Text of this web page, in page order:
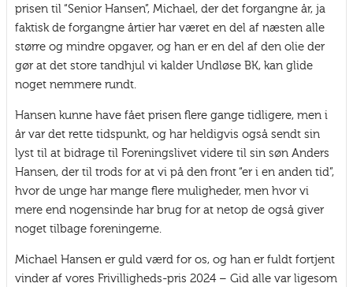
prisen til “Senior Hansen”, Michael, der det forgangne år, ja
faktisk de forgangne årtier har været en del af næsten alle
større og mindre opgaver, og han er en del af den olie der
gør at det store tandhjul vi kalder Undløse BK, kan glide
noget nemmere rundt.
Hansen kunne have fået prisen flere gange tidligere, men i
år var det rette tidspunkt, og har heldigvis også sendt sin
lyst til at bidrage til Foreningslivet videre til sin søn Anders
Hansen, der til trods for at vi på den front “er i en anden tid”,
hvor de unge har mange flere muligheder, men hvor vi
mere end nogensinde har brug for at netop de også giver
noget tilbage foreningerne.
Michael Hansen er guld værd for os, og han er fuldt fortjent
vinder af vores Frivilligheds-pris 2024 – Gid alle var ligesom